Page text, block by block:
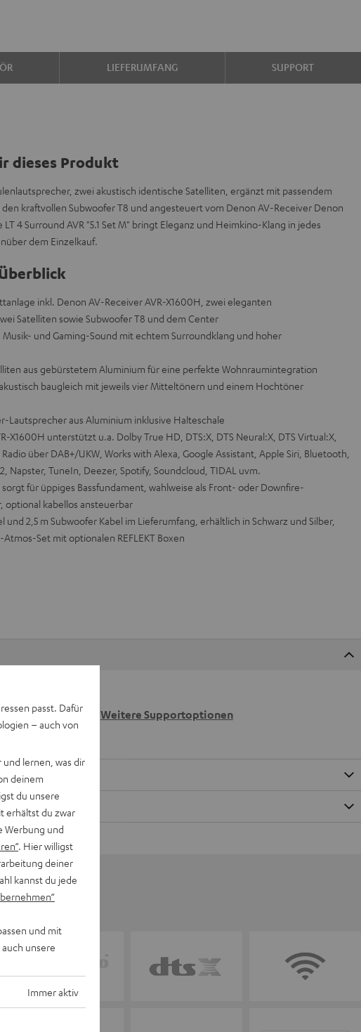
LIEFERUMFANG SUPPORT
dieses Produkt
zwei akustisch identische Satelliten, ergänzt mit passendem
kraftvollen Subwoofer T8 und angesteuert vom Denon AV-Receiver Denon
LT 4 Surround AVR "5.1 Set M" bringt Eleganz und Heimkino-Klang in jedes
dem Einzelkauf.
inkl. Denon AV-Receiver AVR-X1600H, zwei eleganten
Satelliten sowie Subwoofer T8 und dem Center
und Gaming-Sound mit echtem Surroundklang und hoher
aus gebürstetem Aluminium für eine perfekte Wohnraumintegration
baugleich mit jeweils vier Mitteltönern und einem Hochtöner
Lautsprecher aus Aluminium inklusive Halteschale
X1600H unterstützt u.a. Dolby True HD, DTS:X, DTS Neural:X, DTS Virtual:X,
über DAB+/UKW, Works with Alexa, Google Assistant, Apple Siri, Bluetooth,
Napster, TuneIn, Deezer, Spotify, Soundcloud, TIDAL uvm.
für üppiges Bassfundament, wahlweise als Front- oder Downfire-
optional kabellos ansteuerbar
und 2,5 m Subwoofer Kabel im Lieferumfang, erhältlich in Schwarz und Silber,
Set mit optionalen REFLEKT Boxen
Telefon.
Weitere Supportoptionen
passt. Dafür
– auch von
lernen, was dir
deinem
du unsere
erhältst du zwar
Werbung und
. Hier willigst
deiner
kannst du jede
und mit
unsere
Immer aktiv